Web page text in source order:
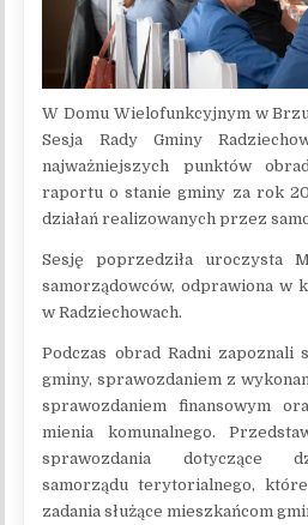
W Domu Wielofunkcyjnym w
Sesja Rady Gminy
najważniejszych punktów
raportu o stanie gminy za rok
działań realizowanych przez
Sesję poprzedziła uroczysta
samorządowców, odprawiona w
w Radziechowach.
Podczas obrad Radni
gminy, sprawozdaniem z
sprawozdaniem finansowym
mienia komunalnego.
sprawozdania dotyczące
samorządu terytorialnego,
zadania służące mieszkańcom